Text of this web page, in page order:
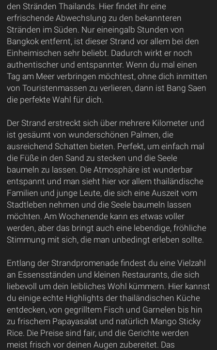
den Stränden Thailands. Hier findet ihr eine
erfrischende Abwechslung zu den bekannteren
Stränden im Süden. Nur eineingalb Stunden von
Bangkok entfernt, ist dieser Strand vor allem bei den
Einheimischen sehr beliebt. Dadurch wirkt er noch
authentischer und entspannter. Wenn du mal einen
Tag am Meer verbringen möchtest, ohne dich inmitten
von Touristenmassen zu verlieren, dann ist Bang Saen
die perfekte Wahl für dich.
Der Strand erstreckt sich über mehrere Kilometer und
ist gesäumt von wunderschönen Palmen, die
ausreichend Schatten bieten. Perfekt, um einfach mal
die Füße in den Sand zu stecken und die Seele
baumeln zu lassen. Die Atmosphäre ist wunderbar
entspannt und man sieht hier vor allem thailändische
Familien und junge Leute, die sich eine Auszeit vom
Stadtleben nehmen und die Seele baumeln lassen
möchten. Am Wochenende kann es etwas voller
werden, aber das bringt auch eine lebendige, fröhliche
Stimmung mit sich, die man unbedingt erleben sollte.
Entlang der Strandpromenade findest du eine Vielzahl
an Essensständen und kleinen Restaurants, die sich
liebevoll um dein leibliches Wohl kümmern. Hier kannst
du einige echte Highlights der thailändischen Küche
entdecken, von gegrilltem Fisch und Garnelen bis hin
zu frischem Papayasalat und natürlich Mango Sticky
Rice. Die Preise sind fair, und die Gerichte werden
meist frisch vor deinen Augen zubereitet. Das